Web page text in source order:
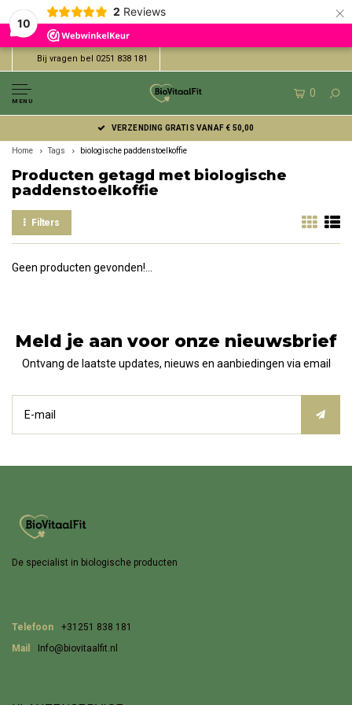
10
2 Reviews ×
Bij vragen bel 0251 838 181
MENU
0
VERZENDING GRATIS VANAF € 50,00
Home Tags biologische paddenstoelkoffie
Producten getagd met biologische
paddenstoelkoffie
Filters
Geen producten gevonden!...
Meld je aan voor onze nieuwsbrief
Ontvang de laatste updates, nieuws en aanbiedingen via email
De specialist in biologische producten
Telefoon
+31251 838 181
Mail
Info@biovitaalfit.nl